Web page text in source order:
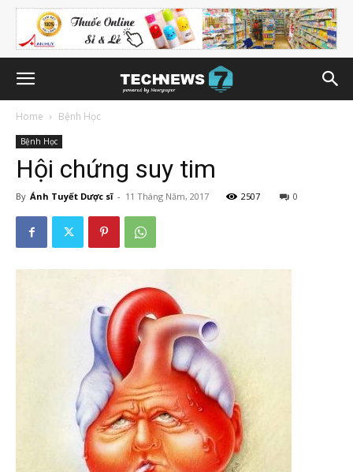
Home Bệnh Học
Bệnh Học
Hội chứng suy tim
By Ánh Tuyết Dược sĩ - 11 Tháng Năm, 2017 2507 0